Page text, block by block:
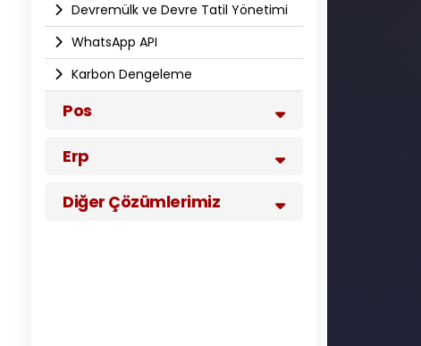
Devremülk ve Devre Tatil Yönetimi
WhatsApp API​
Karbon Dengeleme
Pos
Erp
Diğer Çözümlerimiz